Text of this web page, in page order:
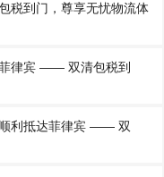
税到门，尊享无忧物流体
律宾 —— 双清包税到
利抵达菲律宾 —— 双